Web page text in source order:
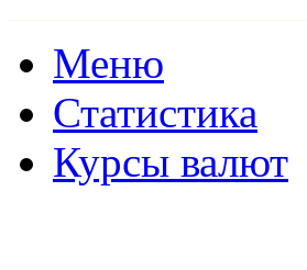
Меню
Статистика
Курсы валют